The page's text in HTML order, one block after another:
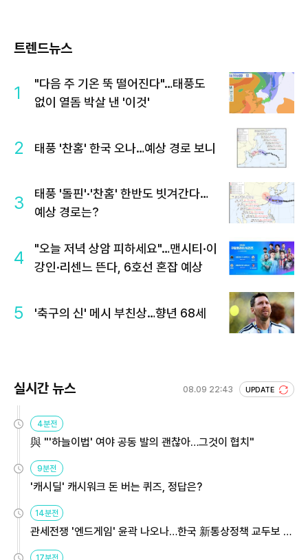
트렌드뉴스
1
"다음 주 기온 뚝 떨어진다"…태풍도
없이 열돔 박살 낸 '이것'
2 태풍 '찬홈' 한국 오나…예상 경로 보니
3
태풍 '돌핀'·'찬홈' 한반도 빗겨간다…
예상 경로는?
4
"오늘 저녁 상암 피하세요"…맨시티·이
강인·리센느 뜬다, 6호선 혼잡 예상
5 '축구의 신' 메시 부친상…향년 68세
실시간 뉴스 08.09 22:43 UPDATE
4분전
與 "'하늘이법' 여야 공동 발의 괜찮아…그것이 협치"
9분전
'캐시딜' 캐시워크 돈 버는 퀴즈, 정답은?
14분전
관세전쟁 '엔드게임' 윤곽 나오나…한국 新통상정책 교두보 활
용해야
17분전